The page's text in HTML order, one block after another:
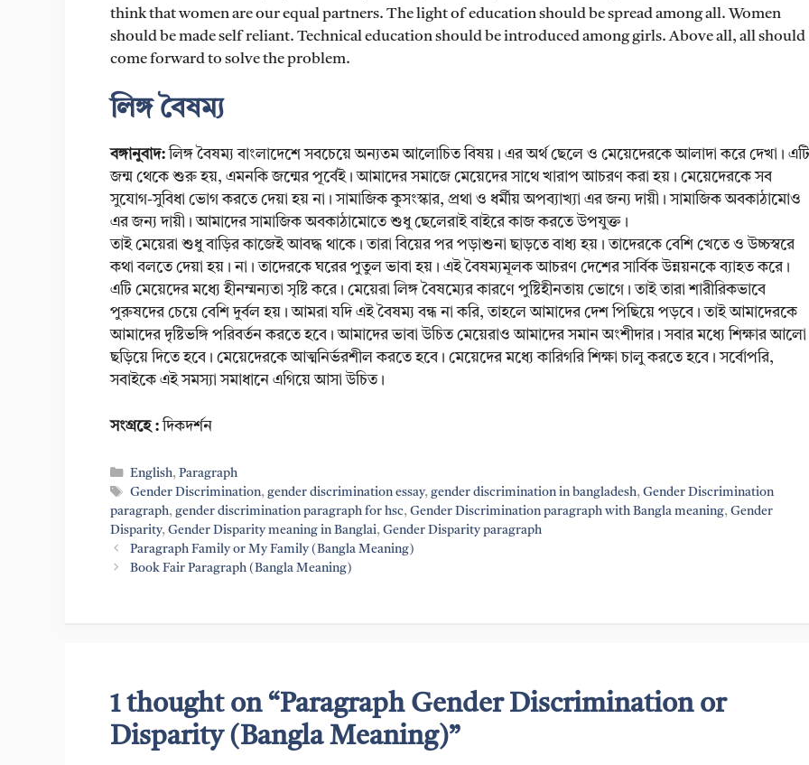
think that women are our equal partners. The light of education should be spread among all. Women
should be made self reliant. Technical education should be introduced among girls. Above all, all should
come forward to solve the problem.
লিঙ্গ বৈষম্য
বঙ্গানুবাদ:লিঙ্গ বৈষম্য বাংলাদেশে সবচেয়ে অন্যতম আলোচিত বিষয়। এর অর্থ ছেলে ও মেয়েদেরকে আলাদা করে দেখা। এটি
জন্ম থেকে শুরু হয়, এমনকি জন্মের পূর্বেই। আমাদের সমাজে মেয়েদের সাথে খারাপ আচরণ করা হয়। মেয়েদেরকে সব
সুযোগ-সুবিধা ভোগ করতে দেয়া হয় না। সামাজিক কুসংস্কার, প্রথা ও ধর্মীয় অপব্যাখ্যা এর জন্য দায়ী। সামাজিক অবকাঠামোও
এর জন্য দায়ী। আমাদের সামাজিক অবকাঠামোতে শুধু ছেলেরাই বাইরে কাজ করতে উপযুক্ত।
তাই মেয়েরা শুধু বাড়ির কাজেই আবদ্ধ থাকে। তারা বিয়ের পর পড়াশুনা ছাড়তে বাধ্য হয়। তাদেরকে বেশি খেতে ও উচ্চস্বরে
কথা বলতে দেয়া হয়। না। তাদেরকে ঘরের পুতুল ভাবা হয়। এই বৈষম্যমূলক আচরণ দেশের সার্বিক উন্নয়নকে ব্যাহত করে।
এটি মেয়েদের মধ্যে হীনম্মন্যতা সৃষ্টি করে। মেয়েরা লিঙ্গ বৈষম্যের কারণে পুষ্টিহীনতায় ভোগে। তাই তারা শারীরিকভাবে
পুরুষদের চেয়ে বেশি দুর্বল হয়। আমরা যদি এই বৈষম্য বন্ধ না করি, তাহলে আমাদের দেশ পিছিয়ে পড়বে। তাই আমাদেরকে
আমাদের দৃষ্টিভঙ্গি পরিবর্তন করতে হবে। আমাদের ভাবা উচিত মেয়েরাও আমাদের সমান অংশীদার। সবার মধ্যে শিক্ষার আলো
ছড়িয়ে দিতে হবে। মেয়েদেরকে আত্মনির্ভরশীল করতে হবে। মেয়েদের মধ্যে কারিগরি শিক্ষা চালু করতে হবে। সর্বোপরি,
সবাইকে এই সমস্যা সমাধানে এগিয়ে আসা উচিত।
সংগ্রহে :দিকদর্শন
Categories
English, Paragraph
Tags
Gender Discrimination, gender discrimination essay, gender discrimination in bangladesh, Gender Discrimination
paragraph, gender discrimination paragraph for hsc, Gender Discrimination paragraph with Bangla meaning, Gender
Disparity, Gender Disparity meaning in Banglai, Gender Disparity paragraph
Paragraph Family or My Family (Bangla Meaning)
Book Fair Paragraph (Bangla Meaning)
1 thought on “Paragraph Gender Discrimination or
Disparity (Bangla Meaning)”